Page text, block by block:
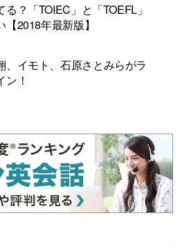
る？「TOIEC」と「TOEFL」
【2018年最新版】
、イモト、石原さとみらがラ
ン！